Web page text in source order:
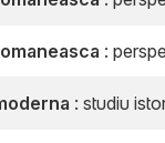
:
: studiu